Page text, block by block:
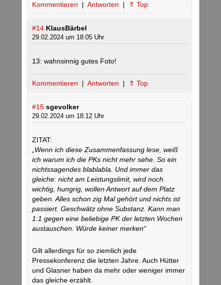
Kommentieren | Antworten | ⇑ Top
#14 KlausBärbel
29.02.2024 um 18:05 Uhr
13: wahnsinnig gutes Foto!
Kommentieren | Antworten | ⇑ Top
#15 sgevolker
29.02.2024 um 18:12 Uhr
ZITAT:
„Wenn ich diese Zusammenfassung lese, weiß
ich warum ich die PKs nicht mehr sehe. So ein
nichtssagendes blablabla. Und immer das
gleiche: nicht am Leistungslimit, wird noch
wichtig, hungrig, wollen Antwort auf dem Platz
geben. Alles schon zig Mal gehört und nichts ist
passiert. Geschwätz ohne Substanz. Kann man
1:1 gegen eine beliebige PK der letzten Wochen
austauschen. Würde keiner merken“
Gilt allerdings für so ziemlich jede
Pressekonferenz die letzten Jahre. Auch Hütter
und Glasner haben da mehr oder weniger immer
das gleiche erzählt.